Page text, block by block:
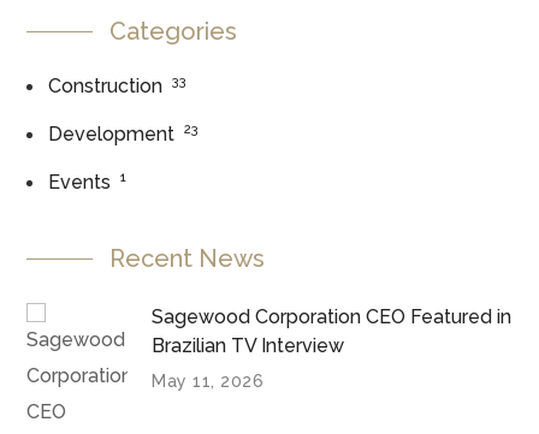
Categories
Construction 33
Development 23
Events 1
Recent News
Sagewood Corporation CEO Featured in
Brazilian TV Interview
May 11, 2026